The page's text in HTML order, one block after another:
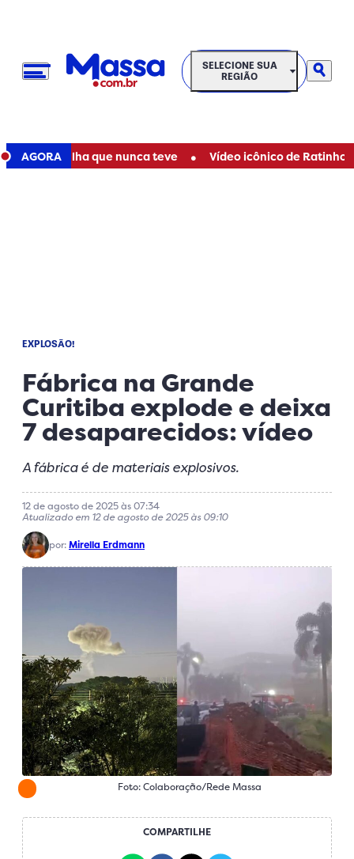
SELECIONE SUA REGIÃO
SELECIONE SUA
REGIÃO
AGORA
de filha que nunca teve • Vídeo icônico de Ratinho
EXPLOSÃO!
Fábrica na Grande
Curitiba explode e deixa
7 desaparecidos: vídeo
A fábrica é de materiais explosivos.
12 de agosto de 2025 às 07:34
Atualizado em 12 de agosto de 2025 às 09:10
por:Mirella Erdmann
Foto: Colaboração/Rede Massa
COMPARTILHE